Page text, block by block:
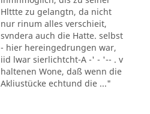
Hlttte zu gelangtn, da nicht
nur rinum alles verschieit,
svndera auch die Hatte. selbst
- hier hereingedrungen war,
iid lwar sierlichtcht-A -' - '-- . v
haltenen Wone, daß wenn die
Akliustücke echtund die ..."